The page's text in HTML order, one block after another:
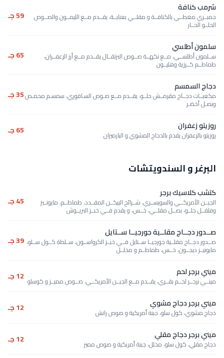
شرمب كنافة
جمبــري مغطــي بالكنافــة و مقلــي بعنايــة، يقــدم مــع الليمــون والصــوص
الحلــو الحــار
59 جـ
سلمون أطلسي
ســلمون أطلســي، مــع نكهــة صــوص البرتقــال يقــدم مــع أرز الزعفــران،
طماطــم كــرزية وهليــون
65 جـ
دجاج السمسم
مكعبــات دجــاج مقرمــش حلــو، يقــدم مــع صـوص السـافوري، سمسـم محمـص
وبصـل أخضـر
35 جـ
روزيتو زعفران
روزيتو بالزعفران يقدم بالدجاج المشوي و البارميزان 65 جـ
البرغر و السندويتشات
كتشب كلاسيك برجر
الجبــن الأمريكــي والسويســري، شــرائح البيكــن المقــدد، طماطــم، مايونــيز
وفلفــل حلــو، بصــل مقلــي، خــس، و يقدم فــي خبــز البريــوش
45 جـ
صــدور دجــاج مقلــية جورجيــا ســتايل
صــدور دجــاج مقلــية جورجيــا ســتايل فــي خبــز الكرواســون، ســلطة كــول ســلو،
مايونيــز ديجــون، خــس، طماطــم و مخلــل
39 جـ
ميني برجر لحم
مينــي برجــر لحــم بقــري، يقــدم مــع الجبــن الأمريكــي، صــوص مميــز و كوسلو 12 جـ
ميني برجر دجاج مشوي
دجاج مشوي، كول سلو، جبنة أمريكية و صوص رانش 12 جـ
ميني برجر دجاج مقلي
دجاج مقلي، كول سلو، مخلل، جبنة أمريكية و صوص مميز 12 جـ